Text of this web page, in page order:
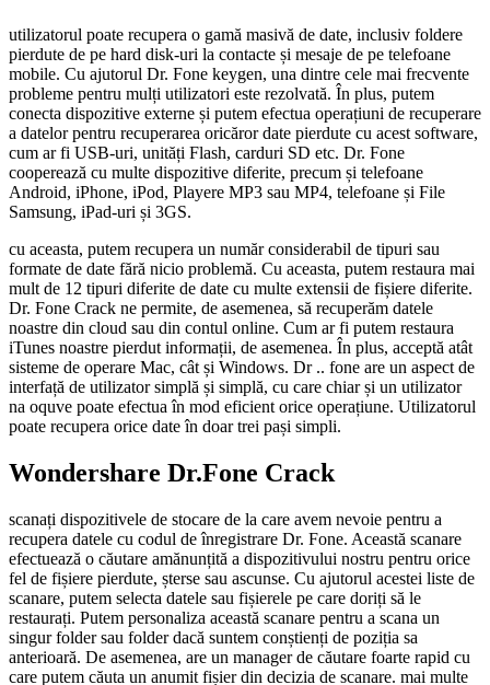
utilizatorul poate recupera o gamă masivă de date, inclusiv foldere
pierdute de pe hard disk-uri la contacte și mesaje de pe telefoane
mobile. Cu ajutorul Dr. Fone keygen, una dintre cele mai frecvente
probleme pentru mulți utilizatori este rezolvată. În plus, putem
conecta dispozitive externe și putem efectua operațiuni de recuperare
a datelor pentru recuperarea oricăror date pierdute cu acest software,
cum ar fi USB-uri, unități Flash, carduri SD etc. Dr. Fone
cooperează cu multe dispozitive diferite, precum și telefoane
Android, iPhone, iPod, Playere MP3 sau MP4, telefoane și File
Samsung, iPad-uri și 3GS.
cu aceasta, putem recupera un număr considerabil de tipuri sau
formate de date fără nicio problemă. Cu aceasta, putem restaura mai
mult de 12 tipuri diferite de date cu multe extensii de fișiere diferite.
Dr. Fone Crack ne permite, de asemenea, să recuperăm datele
noastre din cloud sau din contul online. Cum ar fi putem restaura
iTunes noastre pierdut informații, de asemenea. În plus, acceptă atât
sisteme de operare Mac, cât și Windows. Dr .. fone are un aspect de
interfață de utilizator simplă și simplă, cu care chiar și un utilizator
na oquve poate efectua în mod eficient orice operațiune. Utilizatorul
poate recupera orice date în doar trei pași simpli.
Wondershare Dr.Fone Crack
scanați dispozitivele de stocare de la care avem nevoie pentru a
recupera datele cu codul de înregistrare Dr. Fone. Această scanare
efectuează o căutare amănunțită a dispozitivului nostru pentru orice
fel de fișiere pierdute, șterse sau ascunse. Cu ajutorul acestei liste de
scanare, putem selecta datele sau fișierele pe care doriți să le
restaurați. Putem personaliza această scanare pentru a scana un
singur folder sau folder dacă suntem conștienți de poziția sa
anterioară. De asemenea, are un manager de căutare foarte rapid cu
care putem căuta un anumit fișier din decizia de scanare. mai multe